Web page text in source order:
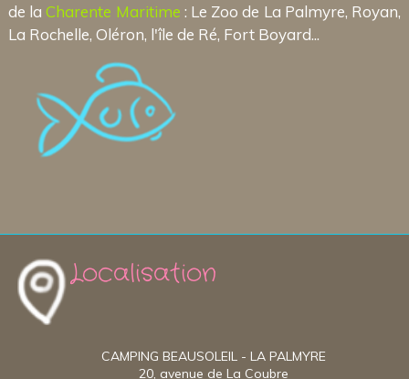
de laCharente Maritime : Le Zoo de La Palmyre, Royan,
La Rochelle, Oléron, l'île de Ré, Fort Boyard...
Localisation
CAMPING BEAUSOLEIL - LA PALMYRE
20, avenue de La Coubre